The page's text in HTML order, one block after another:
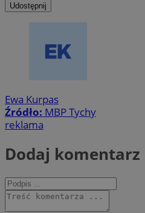
Udostępnij
Ewa Kurpas
Źródło: MBP Tychy
reklama
Dodaj komentarz